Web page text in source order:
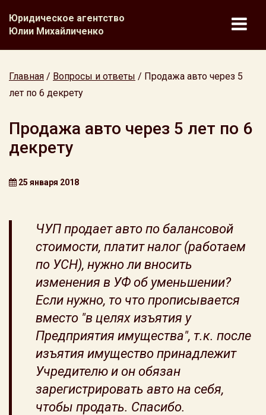
Юридическое агентство
Юлии Михайличенко
Главная / Вопросы и ответы / Продажа авто через 5
лет по 6 декрету
Продажа авто через 5 лет по 6
декрету
25 января 2018
ЧУП продает авто по балансовой
стоимости, платит налог (работаем
по УСН), нужно ли вносить
изменения в УФ об уменьшении?
Если нужно, то что прописывается
вместо "в целях изъятия у
Предприятия имущества", т.к. после
изъятия имущество принадлежит
Учредителю и он обязан
зарегистрировать авто на себя,
чтобы продать. Спасибо.